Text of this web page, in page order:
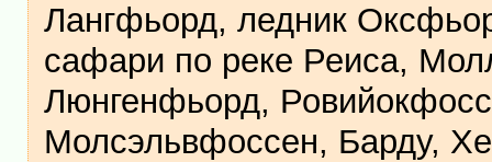
Лангфьорд, ледник
сафари по реке Реиса,
Люнгенфьорд,
Молсэльвфоссен, Барду,